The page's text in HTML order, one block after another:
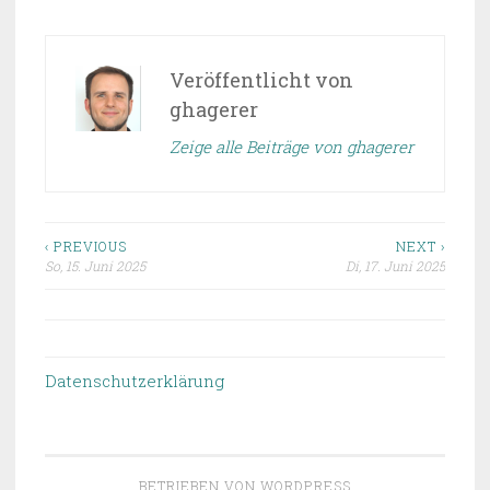
Veröffentlicht von
ghagerer
Zeige alle Beiträge von ghagerer
Beitragsnavigation
‹ PREVIOUS
So, 15. Juni 2025
NEXT ›
Di, 17. Juni 2025
Datenschutzerklärung
BETRIEBEN VON WORDPRESS